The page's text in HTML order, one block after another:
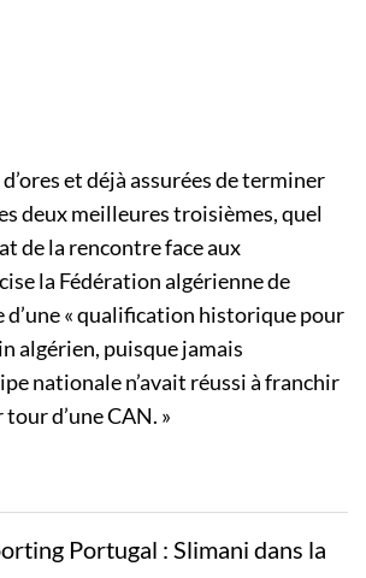
et déjà assurées de terminer
deux meilleures troisièmes, quel
de la rencontre face aux
la Fédération algérienne de
« qualification historique pour
algérien, puisque jamais
nationale n’avait réussi à franchir
d’une CAN. »
Portugal : Slimani dans la